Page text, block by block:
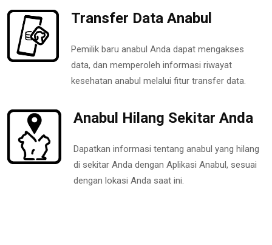
Transfer Data Anabul
Pemilik baru anabul Anda dapat mengakses
data, dan memperoleh informasi riwayat
kesehatan anabul melalui fitur transfer data.
Anabul Hilang Sekitar Anda
Dapatkan informasi tentang anabul yang hilang
di sekitar Anda dengan Aplikasi Anabul, sesuai
dengan lokasi Anda saat ini.